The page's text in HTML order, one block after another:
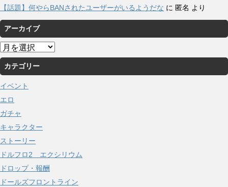
【話題】何やらBANされたユーザーがいるようだな に 匿名 より
アーカイブ
ア
ー
カ
イ
ブ
カテゴリー
イベント
エロ
ガチャ
キャラクター
ストーリー
ドルフロ2 エクシリウム
ドロップ・報酬
ドールズフロントライン